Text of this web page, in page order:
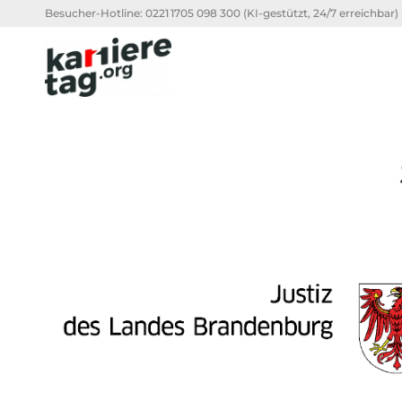
Besucher-Hotline: 0221 1705 098 300 (KI-gestützt, 24/7 erreichbar)